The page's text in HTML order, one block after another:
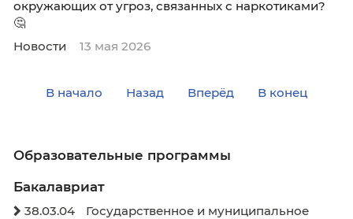
Хотите разобраться, как защитить себя и